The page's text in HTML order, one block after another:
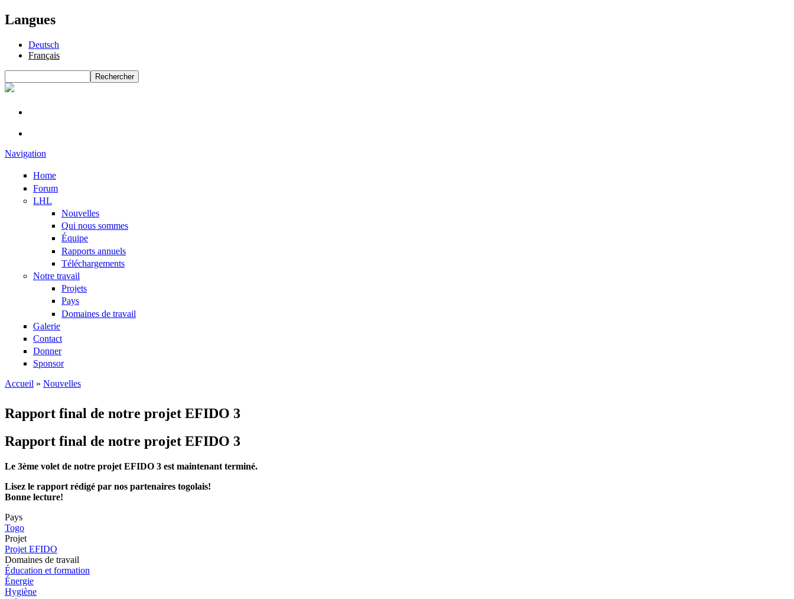
Langues
Deutsch
Français
Formulaire de recherche
Navigation
Home
Forum
LHL
Nouvelles
Qui nous sommes
Équipe
Rapports annuels
Téléchargements
Notre travail
Projets
Pays
Domaines de travail
Galerie
Contact
Donner
Sponsor
Accueil » Nouvelles
Rapport final de notre projet EFIDO 3
Rapport final de notre projet EFIDO 3
Le 3ème volet de notre projet EFIDO 3 est maintenant terminé.
Lisez le rapport rédigé par nos partenaires togolais!
Bonne lecture!
Pays
Togo
Projet
Projet EFIDO
Domaines de travail
Éducation et formation
Énergie
Hygiène